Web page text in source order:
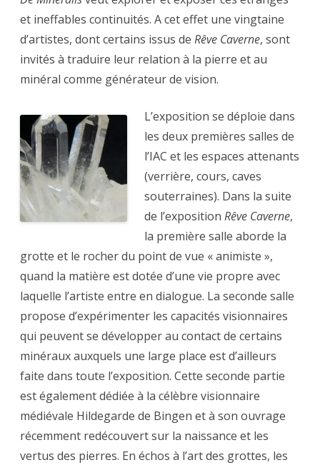
et ineffables continuités. A cet effet une vingtaine
d’artistes, dont certains issus de Rêve Caverne, sont
invités à traduire leur relation à la pierre et au
minéral comme générateur de vision.
L’exposition se déploie dans
les deux premières salles de
l’IAC et les espaces attenants
(verrière, cours, caves
souterraines). Dans la suite
de l’exposition Rêve Caverne,
la première salle aborde la
grotte et le rocher du point de vue « animiste »,
quand la matière est dotée d’une vie propre avec
laquelle l’artiste entre en dialogue. La seconde salle
propose d’expérimenter les capacités visionnaires
qui peuvent se développer au contact de certains
minéraux auxquels une large place est d’ailleurs
faite dans toute l’exposition. Cette seconde partie
est également dédiée à la célèbre visionnaire
médiévale Hildegarde de Bingen et à son ouvrage
récemment redécouvert sur la naissance et les
vertus des pierres. En échos à l’art des grottes, les